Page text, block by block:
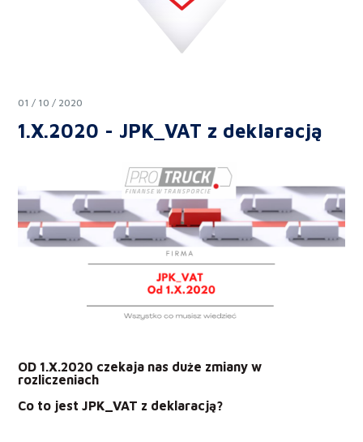
01 / 10 / 2020
1.X.2020 - JPK_VAT z deklaracją
OD 1.X.2020 czekaja nas duże zmiany w
rozliczeniach
Co to jest JPK_VAT z deklaracją?